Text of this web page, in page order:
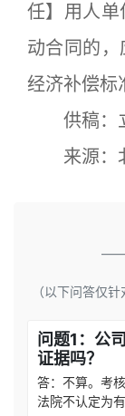
任】用人
动合同的
经济补偿标
供稿：
来源：
（以下问答仅
问题1：公
证据吗？
答：不算。考
法院不认定为有